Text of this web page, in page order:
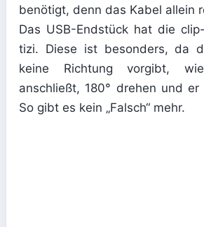
benötigt, denn das Kabel allein
Das USB-Endstück hat die
tizi. Diese ist besonders, da
keine Richtung vorgibt,
anschließt, 180° drehen und
So gibt es kein „Falsch“ mehr.